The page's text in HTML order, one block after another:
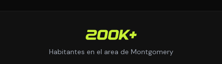
200K+
Habitantes en el area de Montgomery